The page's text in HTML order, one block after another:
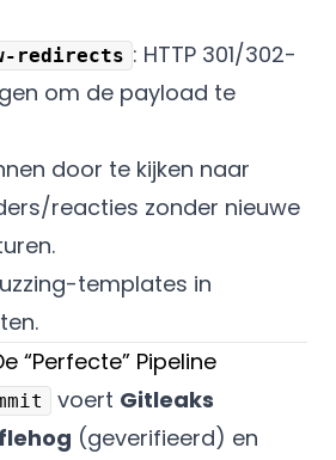
redirects : HTTP 301/302-
om de payload te
door te kijken naar
reacties zonder nieuwe
templates in
“Perfecte” Pipeline
voert Gitleaks
(geverifieerd) en